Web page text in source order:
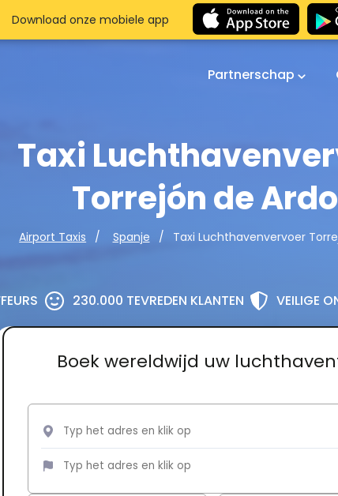
Partnerschap
Taxi
Torrejón de
Airport Taxis Spanje Taxi Luchthavenvervoer
230.000 TEVREDEN KLANTEN VEILIGE
Boek wereldwijd uw
Download onze mobiele app